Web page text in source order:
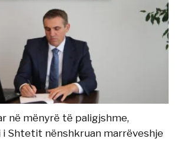
në mënyrë të paligjshme,
Shtetit nënshkruan marrëveshje